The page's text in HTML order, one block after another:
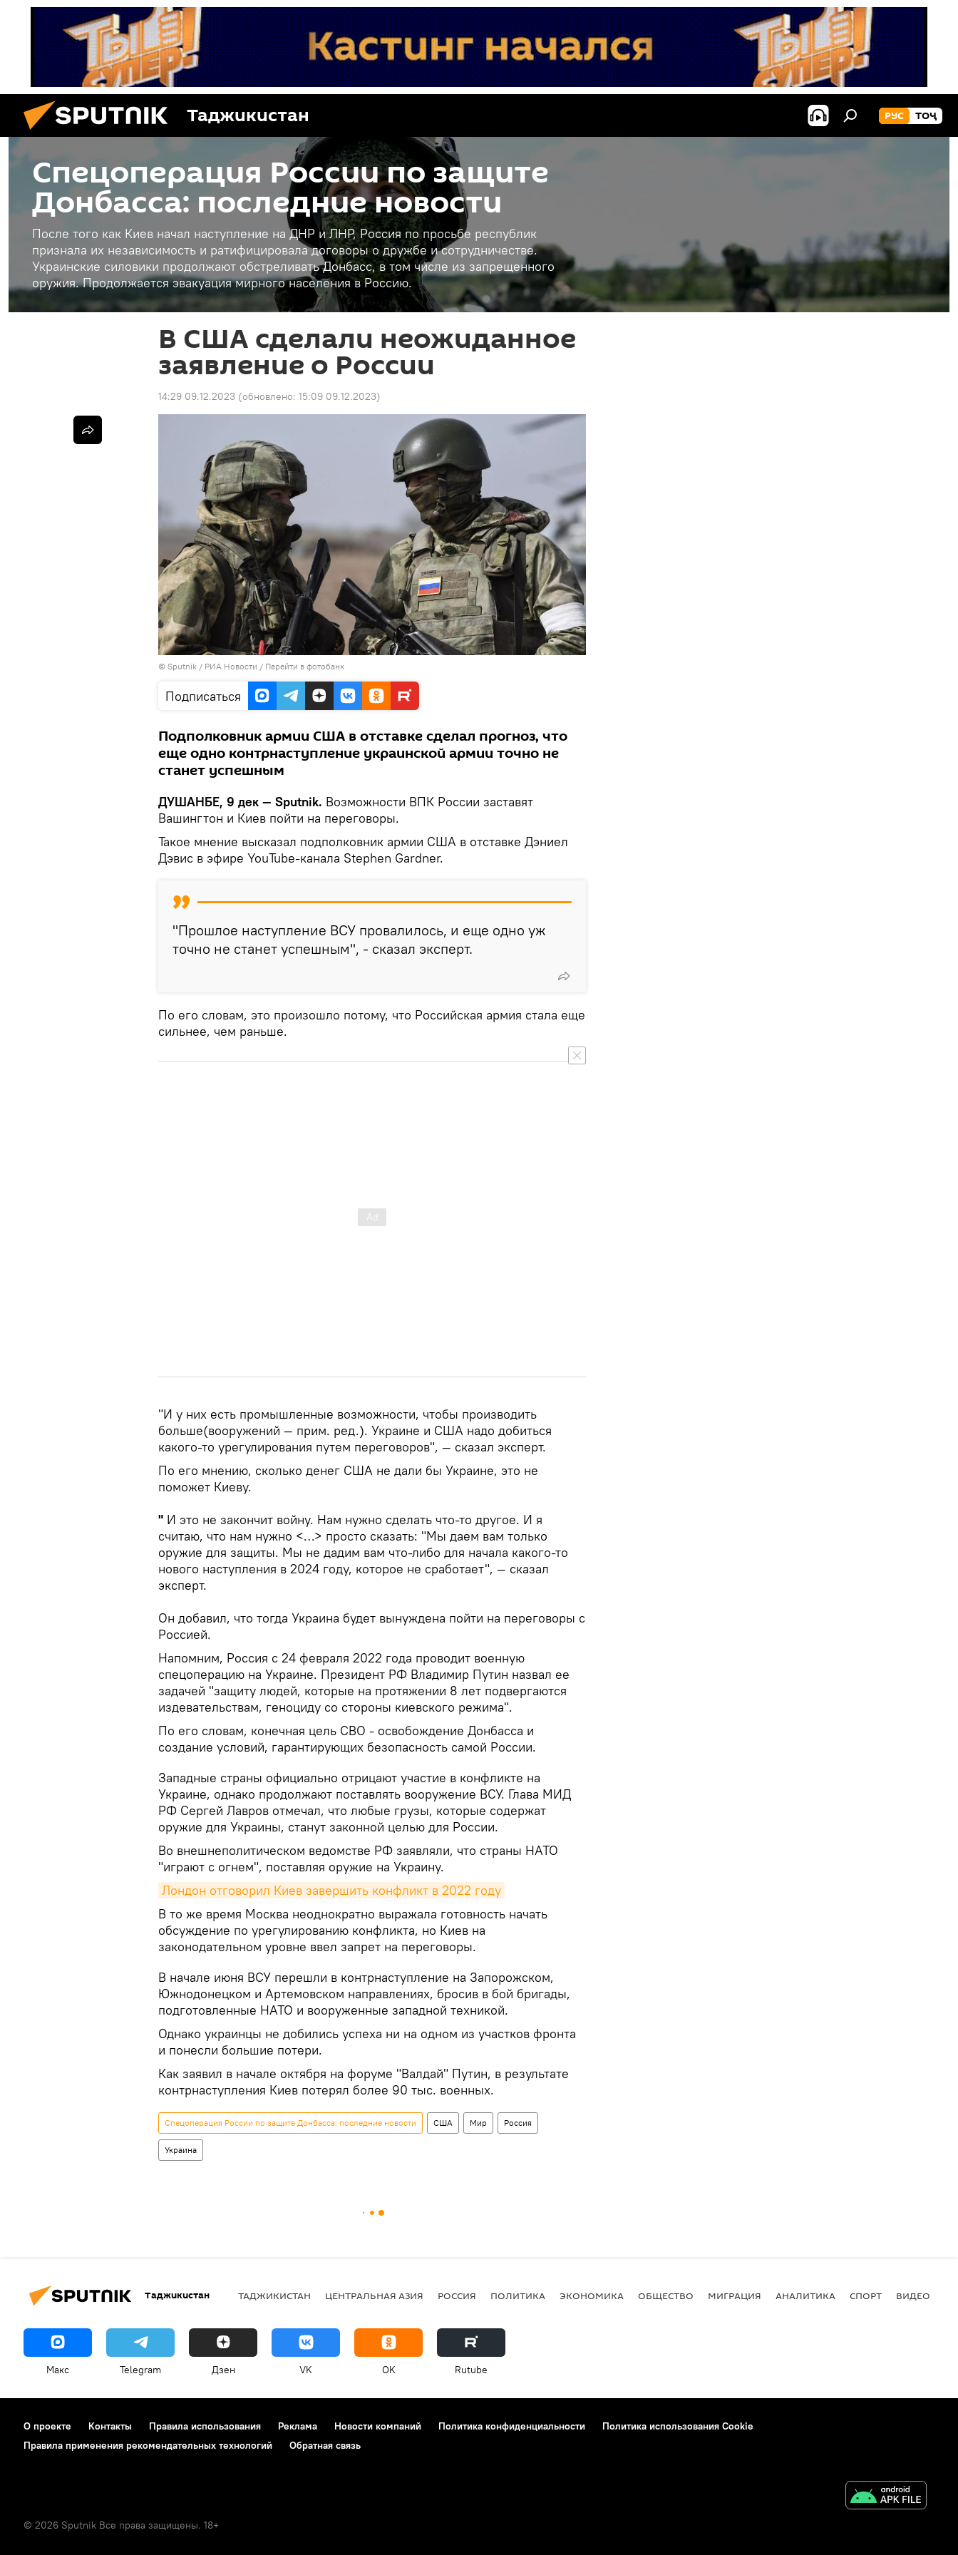
Таджикистан РУС ТОҶ
Спецоперация России по защите
Донбасса: последние новости
После того как Киев начал наступление на ДНР и ЛНР, Россия по просьбе республик
признала их независимость и ратифицировала договоры о дружбе и сотрудничестве.
Украинские силовики продолжают обстреливать Донбасс, в том числе из запрещенного
оружия. Продолжается эвакуация мирного населения в Россию.
В США сделали неожиданное
заявление о России
14:29 09.12.2023 (обновлено: 15:09 09.12.2023)
© Sputnik / РИА Новости / Перейти в фотобанк
Подписаться
Подполковник армии США в отставке сделал прогноз, что
еще одно контрнаступление украинской армии точно не
станет успешным
ДУШАНБЕ, 9 дек — Sputnik. Возможности ВПК России заставят
Вашингтон и Киев пойти на переговоры.
Такое мнение высказал подполковник армии США в отставке Дэниел
Дэвис в эфире YouTube-канала Stephen Gardner.
"Прошлое наступление ВСУ провалилось, и еще одно уж
точно не станет успешным", - сказал эксперт.
По его словам, это произошло потому, что Российская армия стала еще
сильнее, чем раньше.
"И у них есть промышленные возможности, чтобы производить
больше(вооружений — прим. ред.). Украине и США надо добиться
какого-то урегулирования путем переговоров", — сказал эксперт.
По его мнению, сколько денег США не дали бы Украине, это не
поможет Киеву.
" И это не закончит войну. Нам нужно сделать что-то другое. И я
считаю, что нам нужно <…> просто сказать: "Мы даем вам только
оружие для защиты. Мы не дадим вам что-либо для начала какого-то
нового наступления в 2024 году, которое не сработает", — сказал
эксперт.
Он добавил, что тогда Украина будет вынуждена пойти на переговоры с
Россией.
Напомним, Россия с 24 февраля 2022 года проводит военную
спецоперацию на Украине. Президент РФ Владимир Путин назвал ее
задачей "защиту людей, которые на протяжении 8 лет подвергаются
издевательствам, геноциду со стороны киевского режима".
По его словам, конечная цель СВО - освобождение Донбасса и
создание условий, гарантирующих безопасность самой России.
Западные страны официально отрицают участие в конфликте на
Украине, однако продолжают поставлять вооружение ВСУ. Глава МИД
РФ Сергей Лавров отмечал, что любые грузы, которые содержат
оружие для Украины, станут законной целью для России.
Во внешнеполитическом ведомстве РФ заявляли, что страны НАТО
"играют с огнем", поставляя оружие на Украину.
Лондон отговорил Киев завершить конфликт в 2022 году
В то же время Москва неоднократно выражала готовность начать
обсуждение по урегулированию конфликта, но Киев на
законодательном уровне ввел запрет на переговоры.
В начале июня ВСУ перешли в контрнаступление на Запорожском,
Южнодонецком и Артемовском направлениях, бросив в бой бригады,
подготовленные НАТО и вооруженные западной техникой.
Однако украинцы не добились успеха ни на одном из участков фронта
и понесли большие потери.
Как заявил в начале октября на форуме "Валдай" Путин, в результате
контрнаступления Киев потерял более 90 тыс. военных.
Спецоперация России по защите Донбасса: последние новости США Мир Россия
Украина
Таджикистан ТАДЖИКИСТАН ЦЕНТРАЛЬНАЯ АЗИЯ РОССИЯ ПОЛИТИКА ЭКОНОМИКА ОБЩЕСТВО МИГРАЦИЯ АНАЛИТИКА СПОРТ ВИДЕО
Макс Telegram Дзен VK OK Rutube
О проекте Контакты Правила использования Реклама Новости компаний Политика конфиденциальности
Политика использования Cookie
Правила применения рекомендательных технологий
Обратная связь
© 2026 Sputnik Все права защищены. 18+